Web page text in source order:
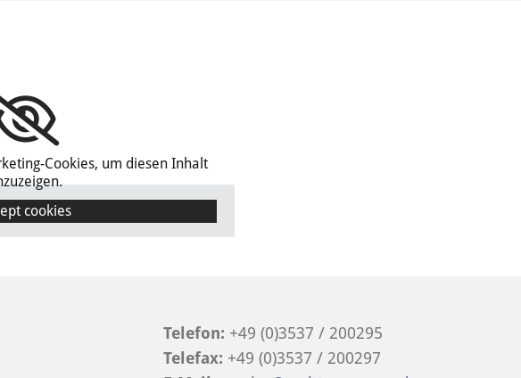
Cookies, um diesen Inhalt
cookies
Telefon: +49 (0)3537 / 200295
Telefax: +49 (0)3537 / 200297